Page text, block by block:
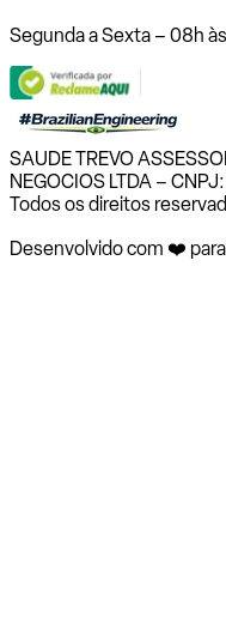
Segunda a Sexta – 08h
SAUDE TREVO
NEGOCIOS LTDA –
Todos os direitos
Desenvolvido com ❤️